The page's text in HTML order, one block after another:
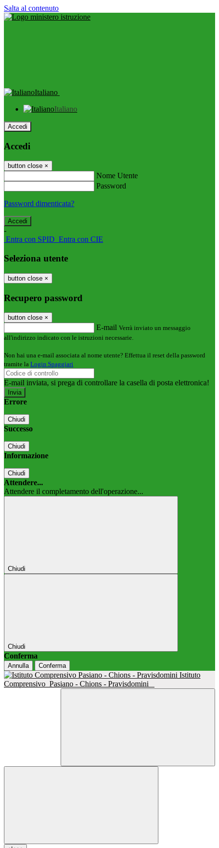
Salta al contenuto
Italiano
Italiano
Accedi
Accedi
button close ×
Nome Utente
Password
Password dimenticata?
-
Entra con SPID Entra con CIE
Seleziona utente
button close ×
Recupero password
button close ×
E-mail Verrà inviato un messaggio
all'indirizzo indicato con le istruzioni necessarie.
Non hai una e-mail associata al nome utente? Effettua il reset della password
tramite la Login Spaggiari
E-mail inviata, si prega di controllare la casella di posta elettronica!
Errore
Chiudi
Successo
Chiudi
Informazione
Chiudi
Attendere...
Attendere il completamento dell'operazione...
Chiudi
Chiudi
Conferma
Annulla Conferma
Istituto
Comprensivo Pasiano - Chions - Pravisdomini